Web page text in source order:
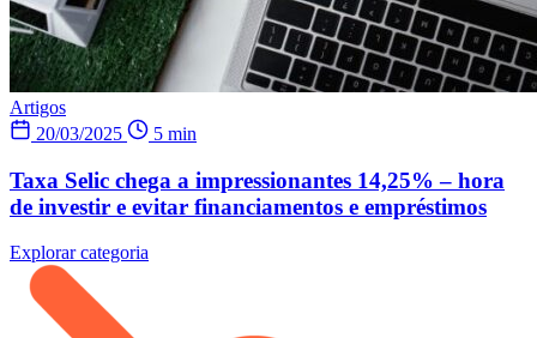
Artigos
20/03/2025
5 min
Taxa Selic chega a impressionantes 14,25% – hora
de investir e evitar financiamentos e empréstimos
Explorar categoria